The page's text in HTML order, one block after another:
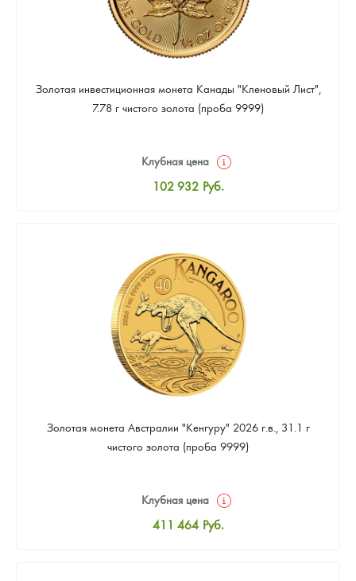
Золотая инвестиционная монета Канады "Кленовый Лист",
7.78 г чистого золота (проба 9999)
Клубная цена
102 932 Руб.
Цена выкупа
92 191 Руб.
Золотая монета Австралии "Кенгуру" 2026 г.в., 31.1 г
чистого золота (проба 9999)
Клубная цена
411 464 Руб.